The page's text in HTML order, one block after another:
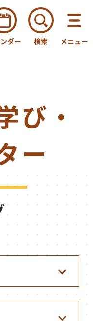
ダー 検索 メニュー
び・
ー